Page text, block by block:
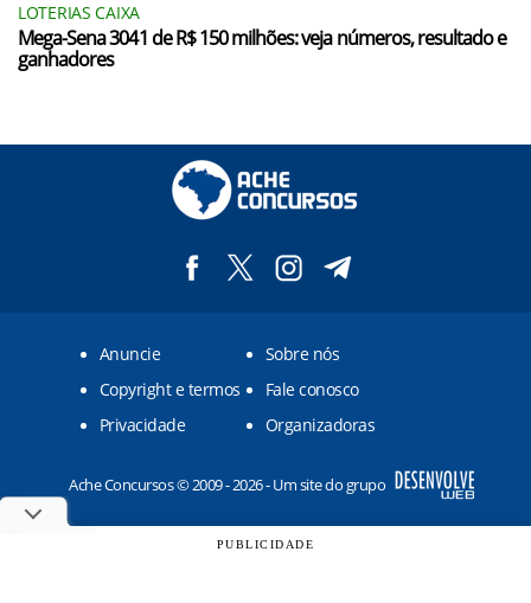
LOTERIAS CAIXA
Mega-Sena 3041 de R$ 150 milhões: veja números, resultado e
ganhadores
Anuncie
Sobre nós
Copyright e termos
Fale conosco
Privacidade
Organizadoras
Ache Concursos © 2009 - 2026 - Um site do grupo
PUBLICIDADE